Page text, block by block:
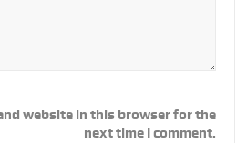
website in this browser for the
next time I comment.